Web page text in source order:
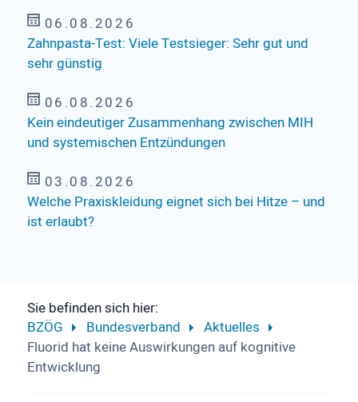
06.08.2026
Zahnpasta-Test: Viele Testsieger: Sehr gut und
sehr günstig
06.08.2026
Kein eindeutiger Zusammenhang zwischen MIH
und systemischen Entzündungen
03.08.2026
Welche Praxiskleidung eignet sich bei Hitze – und
ist erlaubt?
Sie befinden sich hier:
BZÖG
Bundesverband
Aktuelles
Fluorid hat keine Auswirkungen auf kognitive
Entwicklung